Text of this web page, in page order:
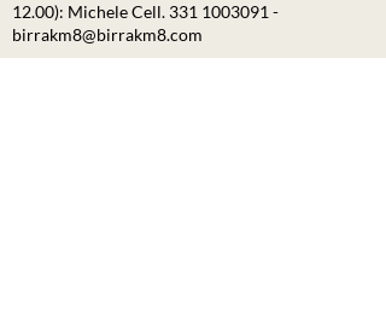
12.00): Michele Cell. 331 1003091 -
birrakm8@birrakm8.com